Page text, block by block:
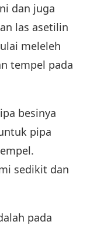
dan juga
las asetilin
meleleh
tempel pada
besinya
pipa
sedikit dan
pada